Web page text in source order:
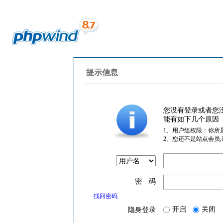
提示信息
您没有登录或者您
能有如下几个原因
1、用户组权限：你所
2、您还不是站点会员
密 码
找回密码
隐身登录 开启 关闭